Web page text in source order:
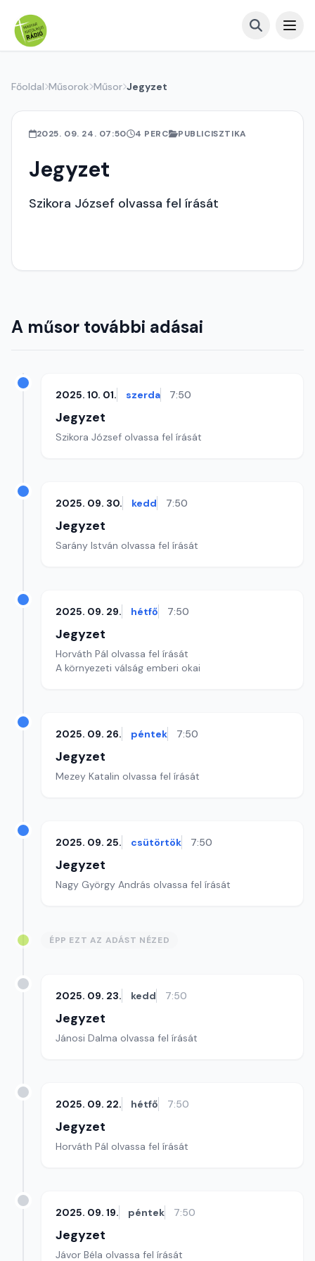
Főoldal Műsorok Műsor Jegyzet
2025. 09. 24. 07:50 4 PERC PUBLICISZTIKA
Jegyzet
Szikora József olvassa fel írását
A műsor további adásai
2025. 10. 01. szerda 7:50
Jegyzet
Szikora József olvassa fel írását
2025. 09. 30. kedd 7:50
Jegyzet
Sarány István olvassa fel írását
2025. 09. 29. hétfő 7:50
Jegyzet
Horváth Pál olvassa fel írását
A környezeti válság emberi okai
2025. 09. 26. péntek 7:50
Jegyzet
Mezey Katalin olvassa fel írását
2025. 09. 25. csütörtök 7:50
Jegyzet
Nagy György András olvassa fel írását
ÉPP EZT AZ ADÁST NÉZED
2025. 09. 23. kedd 7:50
Jegyzet
Jánosi Dalma olvassa fel írását
2025. 09. 22. hétfő 7:50
Jegyzet
Horváth Pál olvassa fel írását
2025. 09. 19. péntek 7:50
Jegyzet
Jávor Béla olvassa fel írását